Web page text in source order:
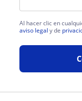
Al hacer clic en
aviso legal y de